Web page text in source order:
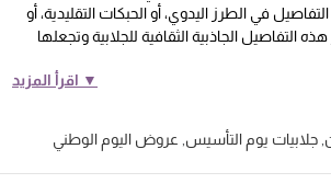
▼ اقرأ المزيد
في الطرز اليدوي، أو الحبكات التقليدية، أو
التفاصيل الجاذبية الثقافية للجلابية وتجعلها
جلابيات يوم التأسيس, عروض اليوم الوطني